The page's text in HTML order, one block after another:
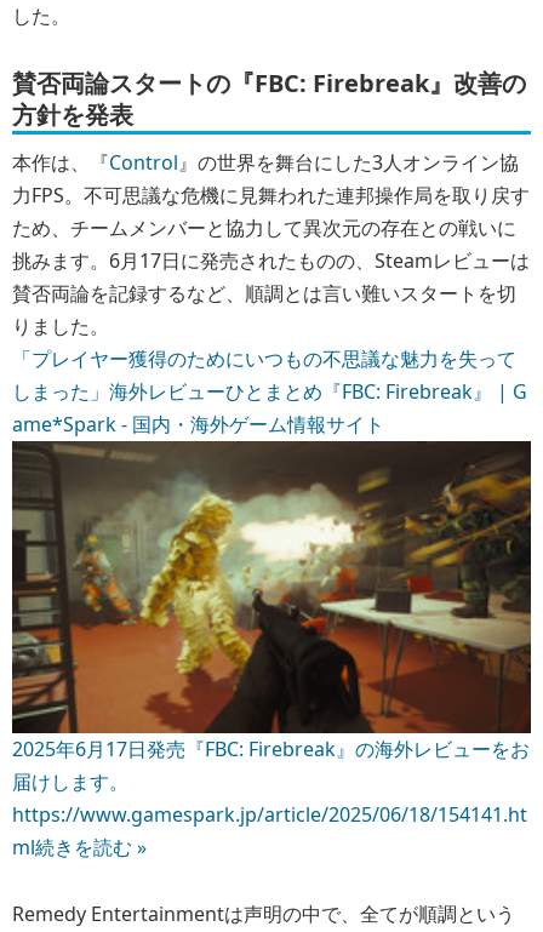
した。
賛否両論スタートの『FBC: Firebreak』改善の
方針を発表
本作は、『Control』の世界を舞台にした3人オンライン協
力FPS。不可思議な危機に見舞われた連邦操作局を取り戻す
ため、チームメンバーと協力して異次元の存在との戦いに
挑みます。6月17日に発売されたものの、Steamレビューは
賛否両論を記録するなど、順調とは言い難いスタートを切
りました。
「プレイヤー獲得のためにいつもの不思議な魅力を失って
しまった」海外レビューひとまとめ『FBC: Firebreak』 | G
ame*Spark - 国内・海外ゲーム情報サイト
2025年6月17日発売『FBC: Firebreak』の海外レビューをお
届けします。
https://www.gamespark.jp/article/2025/06/18/154141.ht
ml続きを読む »
Remedy Entertainmentは声明の中で、全てが順調という